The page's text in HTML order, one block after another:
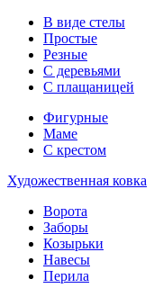
В виде стелы
Простые
Резные
С деревьями
С плащаницей
Фигурные
Маме
С крестом
Художественная ковка
Ворота
Заборы
Козырьки
Навесы
Перила